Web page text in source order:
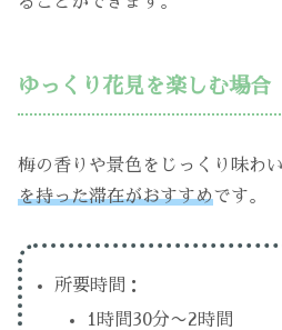
ゆっくり花見を楽しむ場合
梅の香りや景色をじっくり味わ
を持った滞在がおすすめです。
所要時間：
1時間30分〜2時間